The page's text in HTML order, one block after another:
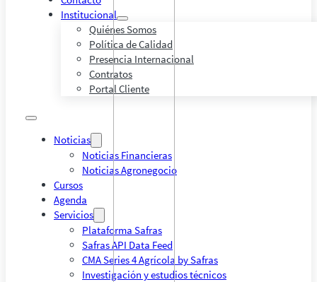
Institucional
Quiénes Somos
Política de Calidad
Presencia Internacional
Contratos
Portal Cliente
Noticias
Noticias Financieras
Noticias Agronegocio
Cursos
Agenda
Servicios
Plataforma Safras
Safras API Data Feed
CMA Series 4 Agrícola by Safras
Investigación y estudios técnicos